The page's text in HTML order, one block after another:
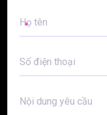
Họ tên
Số điện thoại
Nội dung yêu cầu